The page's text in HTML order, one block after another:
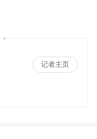
记者主页